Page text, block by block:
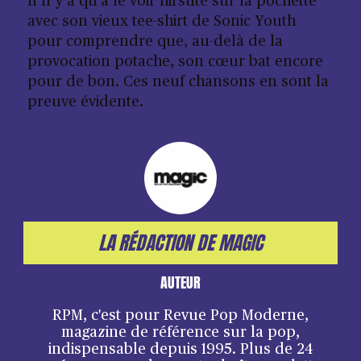
avec son vieux tee-shirt de Sonic Youth
pour comprendre que, au-delà de la
provocation potache, son cœur bat encore
pour de bon. Ces neuf chansons en sont la
preuve évidente.
LA RÉDACTION DE MAGIC
AUTEUR
RPM, c'est pour Revue Pop Moderne,
magazine de référence sur la pop,
indispensable depuis 1995. Plus de 24